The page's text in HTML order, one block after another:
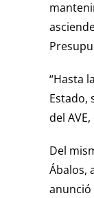
“Hasta
Estado,
del
Del
Ábalos,
anunció